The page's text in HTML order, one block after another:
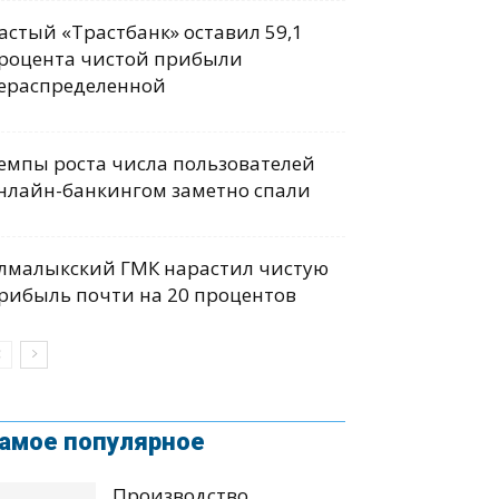
«Трастбанк» оставил 59,1
чистой прибыли
роста числа пользователей
банкингом заметно спали
ГМК нарастил чистую
почти на 20 процентов
популярное